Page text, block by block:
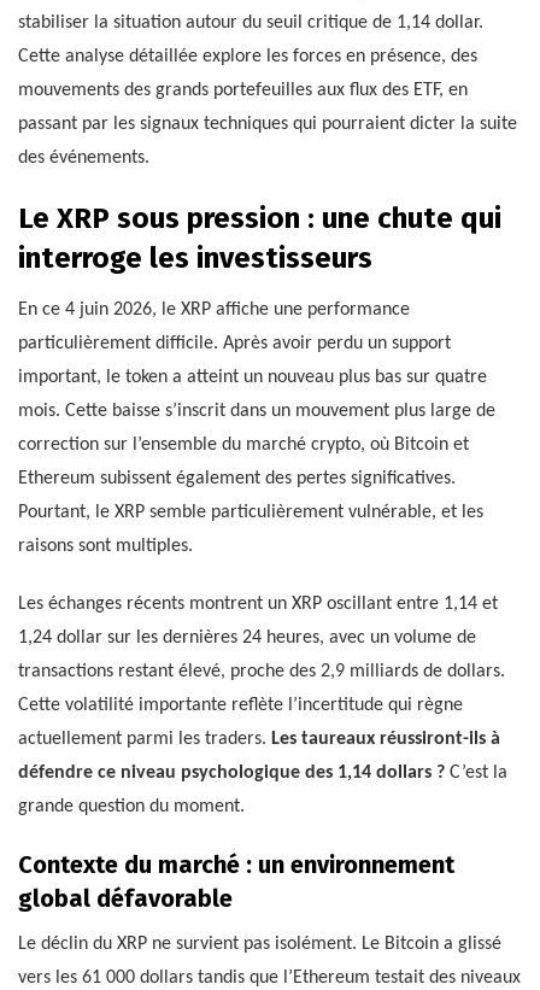
stabiliser la situation autour du seuil critique de 1,14 dollar.
Cette analyse détaillée explore les forces en présence, des
mouvements des grands portefeuilles aux flux des ETF, en
passant par les signaux techniques qui pourraient dicter la suite
des événements.
Le XRP sous pression : une chute qui
interroge les investisseurs
En ce 4 juin 2026, le XRP affiche une performance
particulièrement difficile. Après avoir perdu un support
important, le token a atteint un nouveau plus bas sur quatre
mois. Cette baisse s’inscrit dans un mouvement plus large de
correction sur l’ensemble du marché crypto, où Bitcoin et
Ethereum subissent également des pertes significatives.
Pourtant, le XRP semble particulièrement vulnérable, et les
raisons sont multiples.
Les échanges récents montrent un XRP oscillant entre 1,14 et
1,24 dollar sur les dernières 24 heures, avec un volume de
transactions restant élevé, proche des 2,9 milliards de dollars.
Cette volatilité importante reflète l’incertitude qui règne
actuellement parmi les traders. Les taureaux réussiront-ils à
défendre ce niveau psychologique des 1,14 dollars ? C’est la
grande question du moment.
Contexte du marché : un environnement
global défavorable
Le déclin du XRP ne survient pas isolément. Le Bitcoin a glissé
vers les 61 000 dollars tandis que l’Ethereum testait des niveaux